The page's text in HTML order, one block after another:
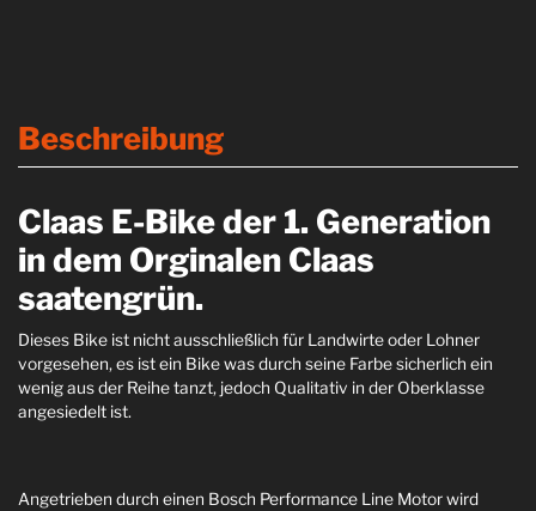
Beschreibung
Claas E-Bike der 1. Generation
in dem Orginalen Claas
saatengrün.
Dieses Bike ist nicht ausschließlich für Landwirte oder Lohner
vorgesehen, es ist ein Bike was durch seine Farbe sicherlich ein
wenig aus der Reihe tanzt, jedoch Qualitativ in der Oberklasse
angesiedelt ist.
Angetrieben durch einen Bosch Performance Line Motor wird